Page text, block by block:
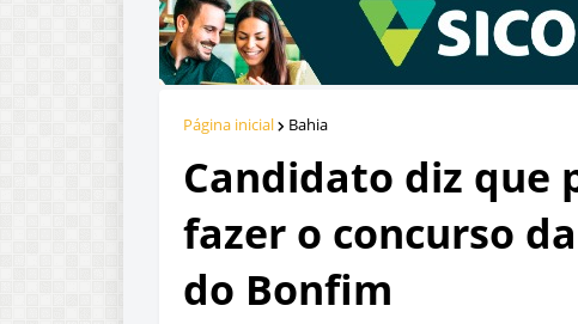
Página inicial Bahia
Candidato diz que
fazer o concurso
do Bonfim